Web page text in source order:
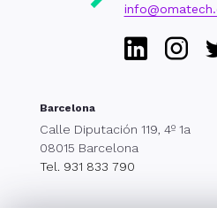
Linkedin
Barcelona
Calle Diputación 119, 4º 1a
08015 Barcelona
Tel. 931 833 790